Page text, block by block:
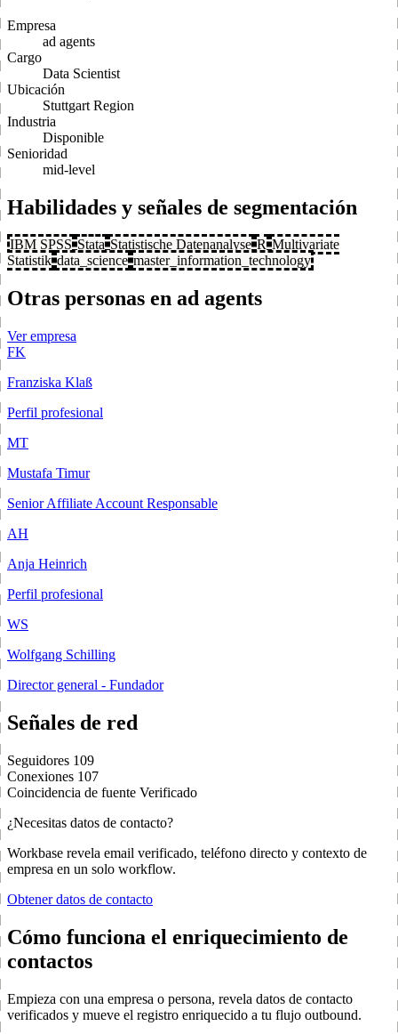
Empresa
ad agents
Cargo
Data Scientist
Ubicación
Stuttgart Region
Industria
Disponible
Senioridad
mid-level
Habilidades y señales de segmentación
IBM SPSS Stata Statistische Datenanalyse R Multivariate
Statistik data_science master_information_technology
Otras personas en ad agents
Ver empresa
FK
Franziska Klaß
Perfil profesional
MT
Mustafa Timur
Senior Affiliate Account Responsable
AH
Anja Heinrich
Perfil profesional
WS
Wolfgang Schilling
Director general - Fundador
Señales de red
Seguidores 109
Conexiones 107
Coincidencia de fuente Verificado
¿Necesitas datos de contacto?
Workbase revela email verificado, teléfono directo y contexto de
empresa en un solo workflow.
Obtener datos de contacto
Cómo funciona el enriquecimiento de
contactos
Empieza con una empresa o persona, revela datos de contacto
verificados y mueve el registro enriquecido a tu flujo outbound.